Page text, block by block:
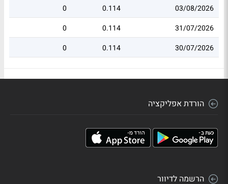
03/08/2026
0.114
0
31/07/2026
0.114
0
30/07/2026
0.114
0
הורדת אפליקציה
הרשמה לדיוור